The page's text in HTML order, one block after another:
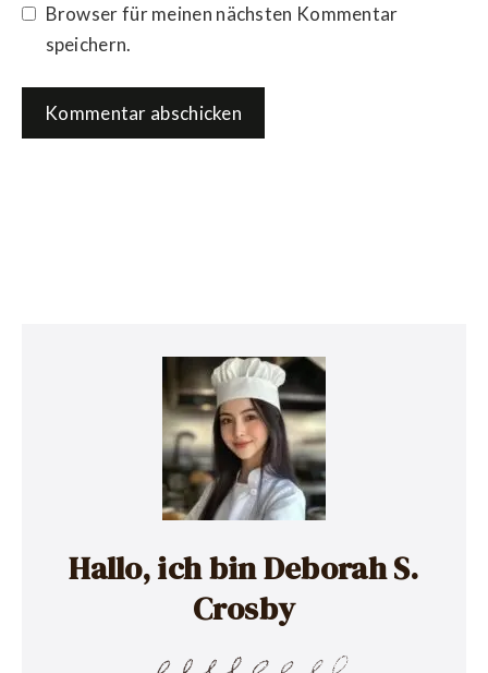
Browser für meinen nächsten Kommentar
speichern.
Hallo, ich bin Deborah S.
Crosby